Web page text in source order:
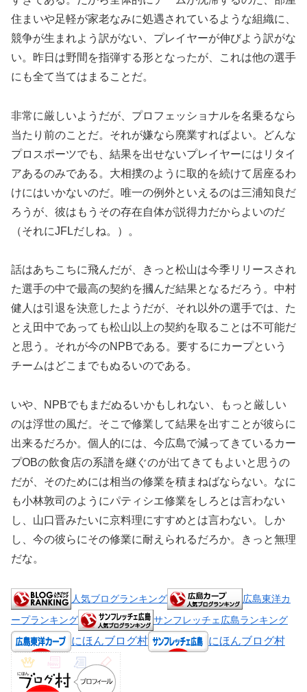
住まいや足軽が家老なみに処遇されているような組織に、
競争が生まれよう訳がない、プレイヤーが伸びよう訳がな
い。昨日は野間を指弾する形となったが、これは他の選手
にも全て当てはまることだ。
非常に厳しいようだが、プロフェッショナルを名乗るなら
当たり前のことだ。それが嫌なら廃業すればよい。どんな
プロスポーツでも、結果を出せないプレイヤーにはリタイ
アあるのみである。大相撲のように取的を続けて居座るわ
けにはいかないのだ。唯一の例外といえるのは三浦知良だ
ろうが、彼はもうその存在自体が説得力だからよいのだ
（それにJFLだしね。）。
話はあちこちに飛んだが、きっと松山は今季リリースされ
た選手の中で最高の契約を摑んだ結果となるだろう。中村
健人は引退を決意したようだが、それ以外の選手では、た
とえ田中であっても松山以上の契約を取ることは不可能だ
と思う。それが今のNPBである。要するにカープという
チームはどこまでもぬるいのである。
いや、NPBでもまだぬるいかもしれない、もっと厳しい
のは浮世の風だ。そこで修業して結果を出すことが彼らに
出来るだろか。個人的には、今広島で減ってきているカー
プOBの飲食店の系譜を継ぐのが出てきてもよいと思うの
だが、そのためには相当の修業を積まねばならない。なに
も小林敦司のようにパティシエ修業をしろとは言わない
し、山口晋みたいに京料理にすすめとは言わない。しか
し、今の彼らにその修業に耐えられるだろか。きっと無理
だな。
人気ブログランキング
広島東洋カ
ープランキング
サンフレッチェ広島ランキング
にほんブログ村 にほんブログ村